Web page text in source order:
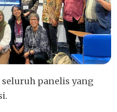
panelis yang